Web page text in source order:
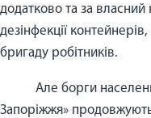
додатково та за
дезінфекції
бригаду робітників.
Але борги
Запоріжжя»